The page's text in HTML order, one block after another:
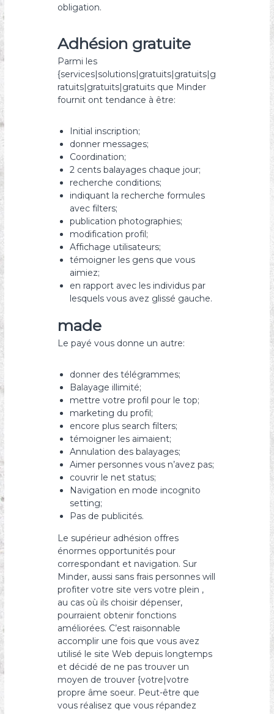
obligation.
Adhésion gratuite
Parmi les
{services|solutions|gratuits|gratuits|g
ratuits|gratuits|gratuits que Minder
fournit ont tendance à être:
Initial inscription;
donner messages;
Coordination;
2 cents balayages chaque jour;
recherche conditions;
indiquant la recherche formules
avec filters;
publication photographies;
modification profil;
Affichage utilisateurs;
témoigner les gens que vous
aimiez;
en rapport avec les individus par
lesquels vous avez glissé gauche.
made
Le payé vous donne un autre:
donner des télégrammes;
Balayage illimité;
mettre votre profil pour le top;
marketing du profil;
encore plus search filters;
témoigner les aimaient;
Annulation des balayages;
Aimer personnes vous n’avez pas;
couvrir le net status;
Navigation en mode incognito
setting;
Pas de publicités.
Le supérieur adhésion offres
énormes opportunités pour
correspondant et navigation. Sur
Minder, aussi sans frais personnes will
profiter votre site vers votre plein ,
au cas où ils choisir dépenser,
pourraient obtenir fonctions
améliorées. C’est raisonnable
accomplir une fois que vous avez
utilisé le site Web depuis longtemps
et décidé de ne pas trouver un
moyen de trouver {votre|votre
propre âme soeur. Peut-être que
vous réalisez que vous répandez